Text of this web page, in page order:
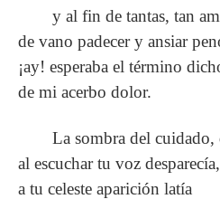
y al fin de tantas, tan
de vano padecer y ansiar
¡ay! esperaba el término
de mi acerbo dolor.
La sombra del cuidado,
al escuchar tu voz desparecía,
a tu celeste aparición latía